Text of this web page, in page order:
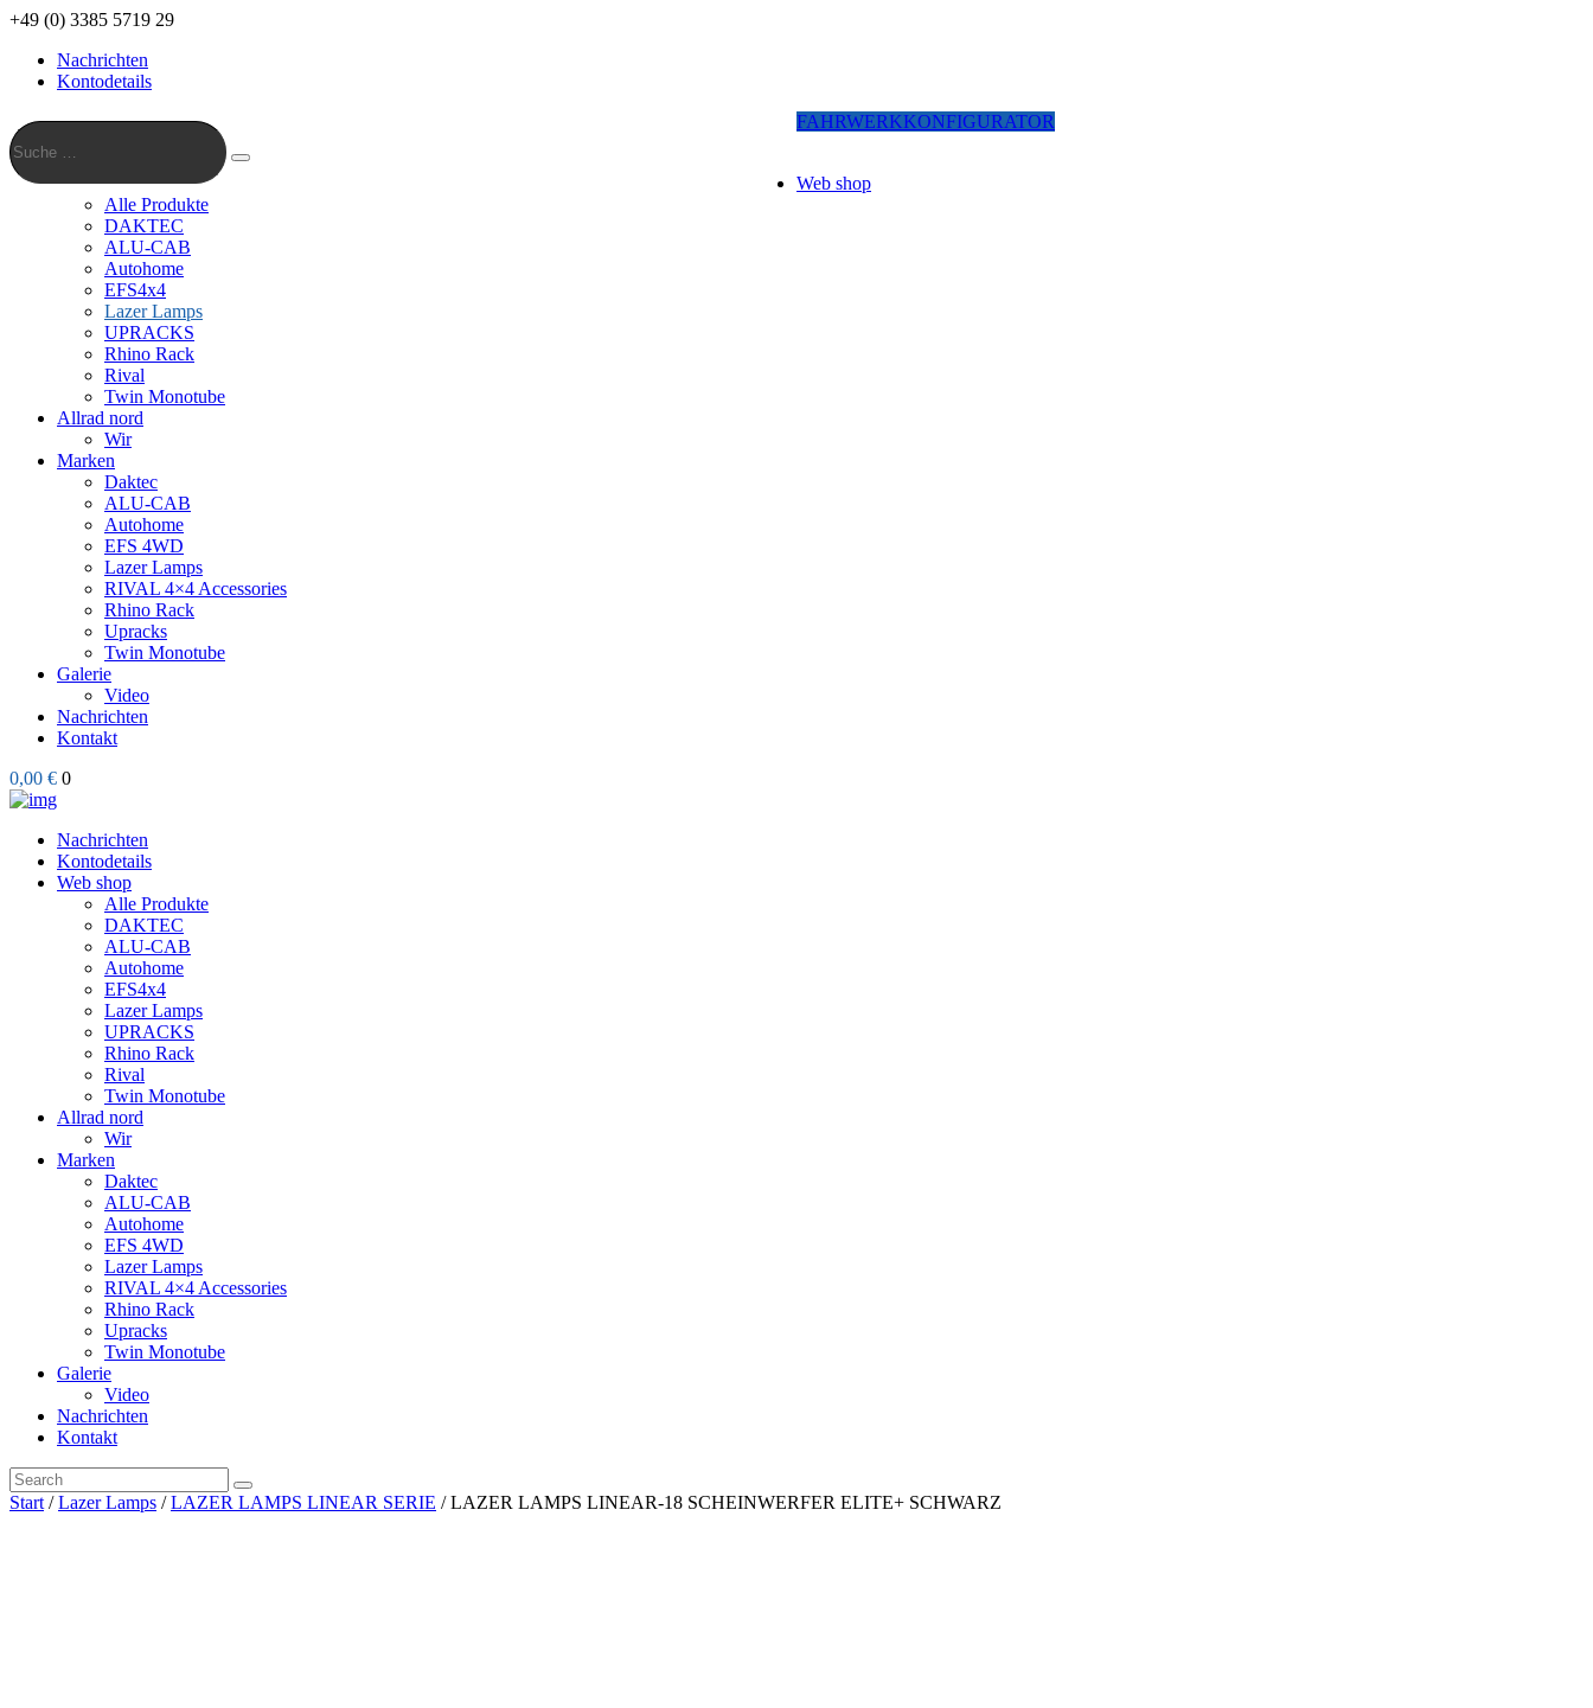
+49 (0) 3385 5719 29
Nachrichten
Kontodetails
Suche
…
Suche
FAHRWERKKONFIGURATOR
Web shop
Alle Produkte
DAKTEC
ALU-CAB
Autohome
EFS4x4
Lazer Lamps
UPRACKS
Rhino Rack
Rival
Twin Monotube
Allrad nord
Wir
Marken
Daktec
ALU-CAB
Autohome
EFS 4WD
Lazer Lamps
RIVAL 4×4 Accessories
Rhino Rack
Upracks
Twin Monotube
Galerie
Video
Nachrichten
Kontakt
0,00 € 0
Nachrichten
Kontodetails
Web shop
Alle Produkte
DAKTEC
ALU-CAB
Autohome
EFS4x4
Lazer Lamps
UPRACKS
Rhino Rack
Rival
Twin Monotube
Allrad nord
Wir
Marken
Daktec
ALU-CAB
Autohome
EFS 4WD
Lazer Lamps
RIVAL 4×4 Accessories
Rhino Rack
Upracks
Twin Monotube
Galerie
Video
Nachrichten
Kontakt
Start /Lazer Lamps /LAZER LAMPS LINEAR SERIE / LAZER LAMPS LINEAR-18 SCHEINWERFER ELITE+ SCHWARZ